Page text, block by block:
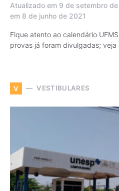
Atualizado em 9 de setembro
em 8 de junho de 2021
Fique atento ao calendário
provas já foram divulgadas;
V VESTIBULARES